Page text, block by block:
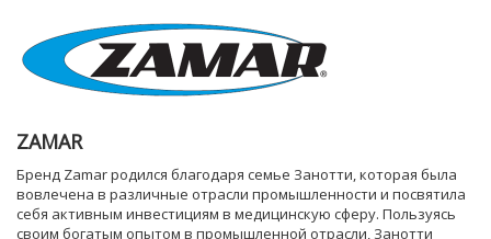
ZAMAR
Бренд Zamar родился благодаря семье Занотти, которая была
вовлечена в различные отрасли промышленности и посвятила
себя активным инвестициям в медицинскую сферу. Пользуясь
своим богатым опытом в промышленной отрасли, Занотти